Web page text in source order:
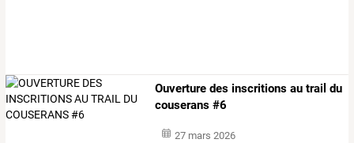
Ouverture des inscritions au trail du
couserans #6
27 mars 2026